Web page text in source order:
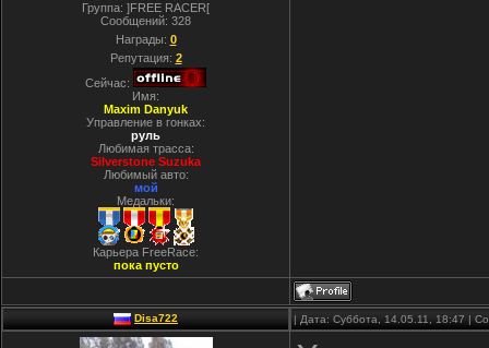
Группа: ]FREE RACER[
Сообщений: 328
Награды: 0
Репутация: 2
Сейчас:
Имя:
Maxim Danyuk
Управление в гонках:
руль
Любимая трасса:
Silverstone Suzuka
Любимый авто:
мой
Медальки:
Карьера FreeRace:
пока пусто
Disa722 | Дата: Суббота, 14.05.11, 18:47 |